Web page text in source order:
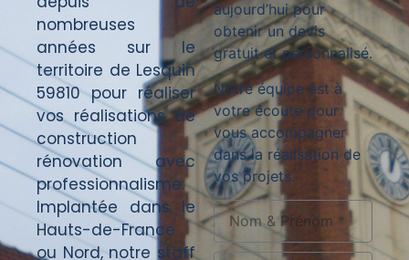
nombreuses
années sur le
territoire de Lesquin
59810 pour réaliser
vos réalisations de
construction
rénovation avec
professionnalisme.
Implantée dans le
Hauts-de-France
ou Nord, notre staff
aujourd’hui pour
obtenir un devis
gratuit et personnalisé.
Notre équipe est à
votre écoute pour
vous accompagner
dans la réalisation de
vos projets.